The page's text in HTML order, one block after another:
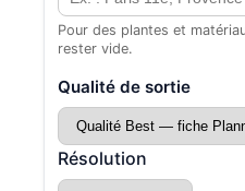
Pour des plantes et
rester vide.
Qualité de sortie
Résolution